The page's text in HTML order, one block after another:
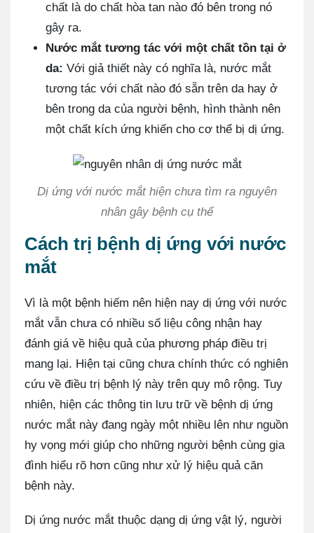
chất là do chất hòa tan nào đó bên trong nó
gây ra.
Nước mắt tương tác với một chất tồn tại ở
da: Với giả thiết này có nghĩa là, nước mắt
tương tác với chất nào đó sẵn trên da hay ở
bên trong da của người bệnh, hình thành nên
một chất kích ứng khiến cho cơ thể bị dị ứng.
Dị ứng với nước mắt hiện chưa tìm ra nguyên
nhân gây bệnh cụ thể
Cách trị bệnh dị ứng với nước
mắt
Vì là một bệnh hiếm nên hiện nay dị ứng với nước
mắt vẫn chưa có nhiều số liệu công nhận hay
đánh giá về hiệu quả của phương pháp điều trị
mang lại. Hiện tại cũng chưa chính thức có nghiên
cứu về điều trị bệnh lý này trên quy mô rộng. Tuy
nhiên, hiện các thông tin lưu trữ về bệnh dị ứng
nước mắt này đang ngày một nhiều lên như nguồn
hy vọng mới giúp cho những người bệnh cùng gia
đình hiểu rõ hơn cũng như xử lý hiệu quả căn
bệnh này.
Dị ứng nước mắt thuộc dạng dị ứng vật lý, người